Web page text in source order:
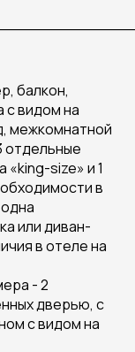
балкон,
с видом на
межкомнатной
отдельные
«king-size» и 1
в
или диван-
в отеле на
- 2
дверью, с
с видом на